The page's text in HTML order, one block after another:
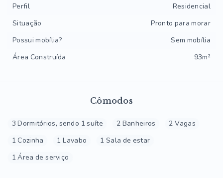
Cômodos
3 Dormitórios, sendo 1 suíte 2 Banheiros
2 Vagas
1 Cozinha
1 Lavabo
1 Sala de estar
1 Área de serviço
Perfil
Residencial
Situação
Pronto para morar
Possui mobília?
Sem mobília
Área Construída
93m²